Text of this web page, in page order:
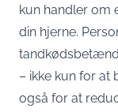
kun handler om
din hjerne.
– ikke kun for at
også for at